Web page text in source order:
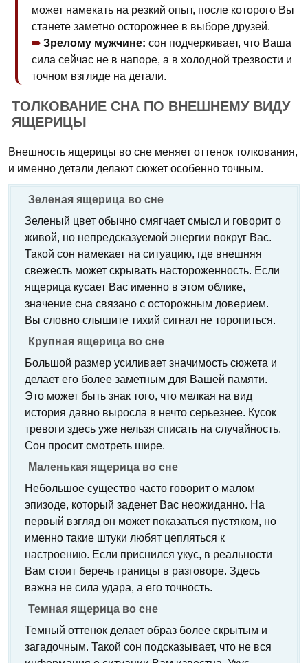
может намекать на резкий опыт, после которого Вы
станете заметно осторожнее в выборе друзей.
Зрелому мужчине: сон подчеркивает, что Ваша
сила сейчас не в напоре, а в холодной трезвости и
точном взгляде на детали.
ТОЛКОВАНИЕ СНА ПО ВНЕШНЕМУ ВИДУ
ЯЩЕРИЦЫ
Внешность ящерицы во сне меняет оттенок толкования,
и именно детали делают сюжет особенно точным.
Зеленая ящерица во сне
Зеленый цвет обычно смягчает смысл и говорит о
живой, но непредсказуемой энергии вокруг Вас.
Такой сон намекает на ситуацию, где внешняя
свежесть может скрывать настороженность. Если
ящерица кусает Вас именно в этом облике,
значение сна связано с осторожным доверием.
Вы словно слышите тихий сигнал не торопиться.
Крупная ящерица во сне
Большой размер усиливает значимость сюжета и
делает его более заметным для Вашей памяти.
Это может быть знак того, что мелкая на вид
история давно выросла в нечто серьезнее. Кусок
тревоги здесь уже нельзя списать на случайность.
Сон просит смотреть шире.
Маленькая ящерица во сне
Небольшое существо часто говорит о малом
эпизоде, который заденет Вас неожиданно. На
первый взгляд он может показаться пустяком, но
именно такие штуки любят цепляться к
настроению. Если приснился укус, в реальности
Вам стоит беречь границы в разговоре. Здесь
важна не сила удара, а его точность.
Темная ящерица во сне
Темный оттенок делает образ более скрытым и
загадочным. Такой сон подсказывает, что не вся